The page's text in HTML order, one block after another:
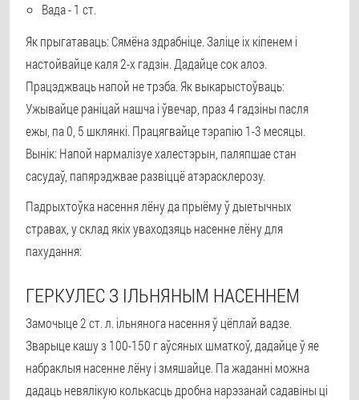
Вада - 1 ст.
Як прыгатаваць: Сямёна здрабніце. Заліце іх кіпенем і
настойвайце каля 2-х гадзін. Дадайце сок алоэ.
Працэджваць напой не трэба. Як выкарыстоўваць:
Ужывайце раніцай нашча і ўвечар, праз 4 гадзіны пасля
ежы, па 0, 5 шклянкі. Працягвайце тэрапію 1-3 месяцы.
Вынік: Напой нармалізуе халестэрын, паляпшае стан
сасудаў, папярэджвае развіццё атэрасклерозу.
Падрыхтоўка насення лёну да прыёму ў дыетычных
стравах, у склад якіх уваходзяць насенне лёну для
пахудання:
ГЕРКУЛЕС З ІЛЬНЯНЫМ НАСЕННЕМ
Замочыце 2 ст. л. ільнянога насення ў цёплай вадзе.
Зварыце кашу з 100-150 г аўсяных шматкоў, дадайце ў яе
набраклыя насенне лёну і змяшайце. Па жаданні можна
дадаць невялікую колькасць дробна нарэзанай садавіны ці